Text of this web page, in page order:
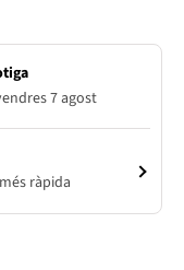
7 agost
ràpida